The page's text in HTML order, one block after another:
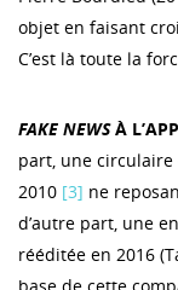
objet en faisant
C’est là toute la
FAKE NEWSÀ
part, une circulaire
2010 [3] ne
d’autre part, une
rééditée en 2016